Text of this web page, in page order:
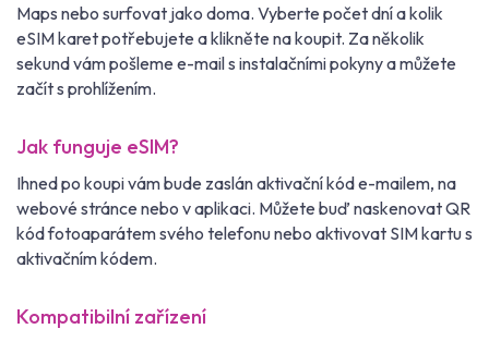
Maps nebo surfovat jako doma. Vyberte počet dní a kolik
eSIM karet potřebujete a klikněte na koupit. Za několik
sekund vám pošleme e-mail s instalačními pokyny a můžete
začít s prohlížením.
Jak funguje eSIM?
Ihned po koupi vám bude zaslán aktivační kód e-mailem, na
webové stránce nebo v aplikaci. Můžete buď naskenovat QR
kód fotoaparátem svého telefonu nebo aktivovat SIM kartu s
aktivačním kódem.
Kompatibilní zařízení